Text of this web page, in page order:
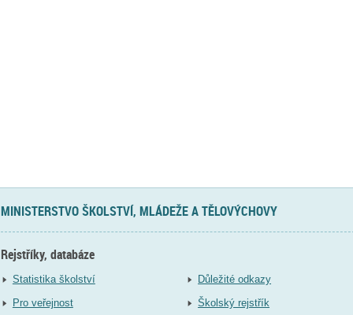
MINISTERSTVO ŠKOLSTVÍ, MLÁDEŽE A TĚLOVÝCHOVY
Rejstříky, databáze
Statistika školství
Pro veřejnost
Důležité odkazy
Školský rejstřík